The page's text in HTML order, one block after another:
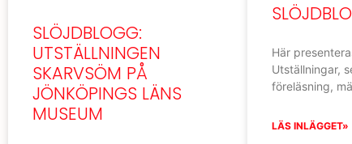
SLÖJDBLOGG:
UTSTÄLLNINGEN
SKARVSÖM PÅ
JÖNKÖPINGS LÄNS
MUSEUM
Här
Utställningar,
föreläsning,
LÄS INLÄGGET»